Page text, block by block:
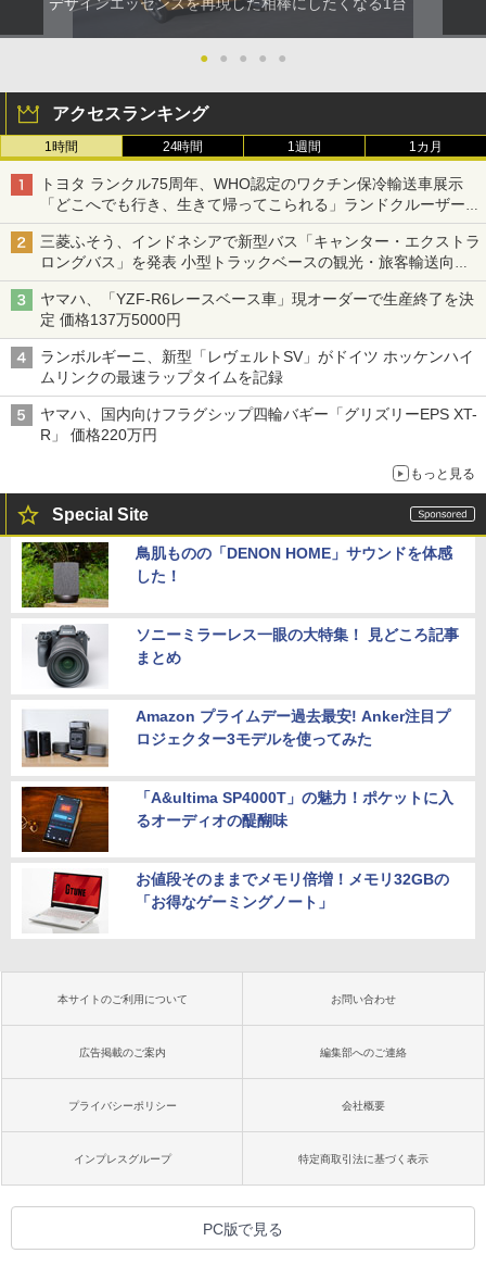
● ● ● ● ●
アクセスランキング
1時間 24時間 1週間 1カ月
トヨタ ランクル75周年、WHO認定のワクチン保冷輸送車展示
「どこへでも行き、生きて帰ってこられる」ランドクルーザーで
命をつなぐ
三菱ふそう、インドネシアで新型バス「キャンター・エクストラ
ロングバス」を発表 小型トラックベースの観光・旅客輸送向け
バス
ヤマハ、「YZF-R6レースベース車」現オーダーで生産終了を決
定 価格137万5000円
ランボルギーニ、新型「レヴェルトSV」がドイツ ホッケンハイ
ムリンクの最速ラップタイムを記録
ヤマハ、国内向けフラグシップ四輪バギー「グリズリーEPS XT-
R」 価格220万円
もっと見る
Special Site
鳥肌ものの「DENON HOME」サウンドを体感
した！
ソニーミラーレス一眼の大特集！ 見どころ記事
まとめ
Amazon プライムデー過去最安! Anker注目プ
ロジェクター3モデルを使ってみた
「A&ultima SP4000T」の魅力！ポケットに入
るオーディオの醍醐味
お値段そのままでメモリ倍増！メモリ32GBの
「お得なゲーミングノート」
本サイトのご利用について お問い合わせ
広告掲載のご案内 編集部へのご連絡
プライバシーポリシー 会社概要
インプレスグループ 特定商取引法に基づく表示
PC版で見る